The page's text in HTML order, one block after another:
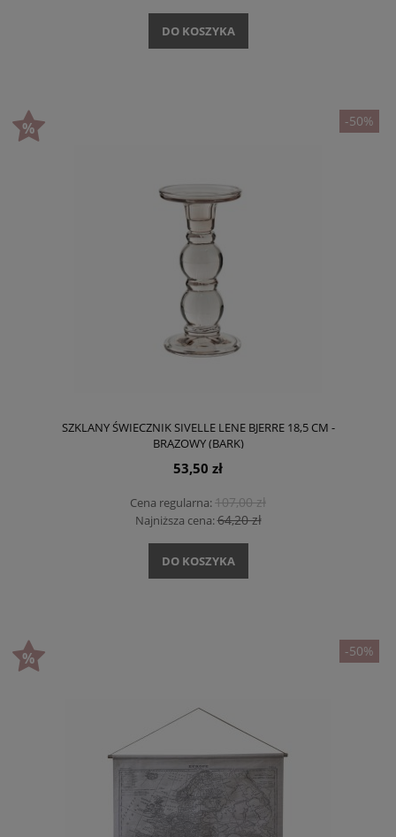
DO KOSZYKA
SZKLANY ŚWIECZNIK SIVELLE LENE BJERRE 18,5 CM -
BRĄZOWY (BARK)
53,50 zł
Cena regularna:107,00 zł
Najniższa cena:64,20 zł
DO KOSZYKA
-50%
-50%